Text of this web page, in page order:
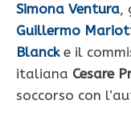
Simona Ventura,
Guillermo
Blancke il
italiana Cesare
soccorso con